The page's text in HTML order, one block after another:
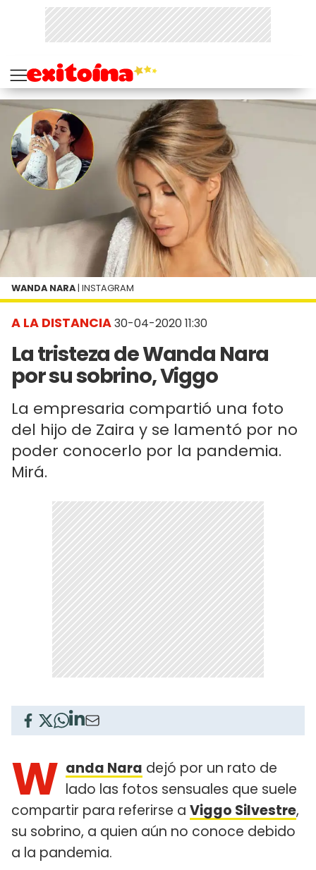
A LA DISTANCIA30-04-2020 11:30
La tristeza de Wanda Nara
por su sobrino, Viggo
La empresaria compartió una foto
del hijo de Zaira y se lamentó por no
poder conocerlo por la pandemia.
Mirá.
WANDA NARA | INSTAGRAM
W anda Nara dejó por un rato de
lado las fotos sensuales que suele
compartir para referirse a Viggo Silvestre,
su sobrino, a quien aún no conoce debido
a la pandemia.